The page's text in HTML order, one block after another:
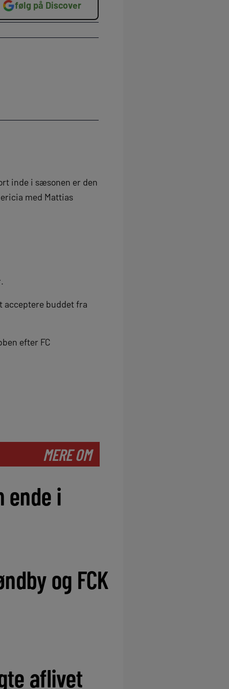
følg på Discover
inde i sæsonen er den
med Mattias
acceptere buddet fra
efter FC
MERE OM
ende i
og FCK
aflivet